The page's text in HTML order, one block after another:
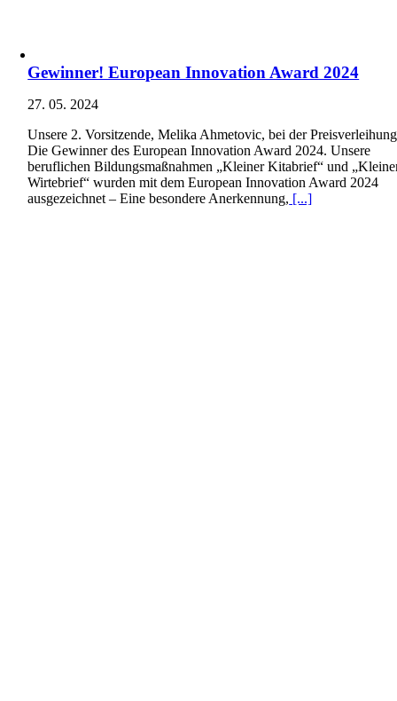
Gewinner! European Innovation Award 2024
27. 05. 2024
Unsere 2. Vorsitzende, Melika Ahmetovic, bei der
Die Gewinner des European Innovation Award 2024. Unsere
beruflichen Bildungsmaßnahmen „Kleiner Kitabrief“ und
Wirtebrief“ wurden mit dem European Innovation Award 2024
ausgezeichnet – Eine besondere Anerkennung, [...]